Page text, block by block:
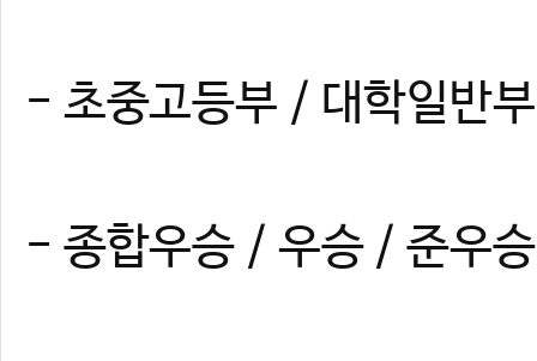
- 초중고등부 / 대학일반
- 종합우승 / 우승 / 준우